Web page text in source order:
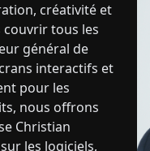
créativité et
couvrir tous les
général de
interactifs et
pour les
nous offrons
Christian
les logiciels,